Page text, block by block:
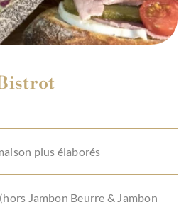
plus élaborés
Jambon Beurre & Jambon